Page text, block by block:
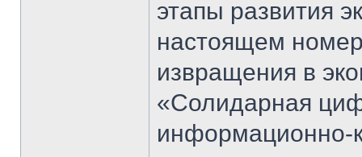
этапы развития
настоящем
извращения в
«Солидарная
информационно-